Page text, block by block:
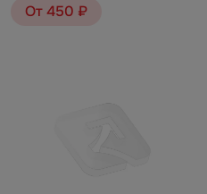
От 450 ₽